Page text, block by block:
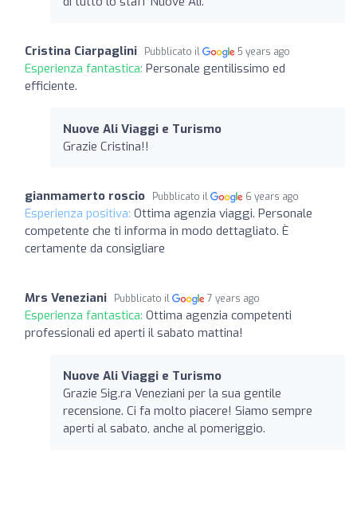
Cristina Ciarpaglini Pubblicato il 5 years ago
Esperienza fantastica: Personale gentilissimo ed
efficiente.
Nuove Ali Viaggi e Turismo
Grazie Cristina!!
gianmamerto roscio Pubblicato il 6 years ago
Esperienza positiva: Ottima agenzia viaggi. Personale
competente che ti informa in modo dettagliato. È
certamente da consigliare
Mrs Veneziani Pubblicato il 7 years ago
Esperienza fantastica: Ottima agenzia competenti
professionali ed aperti il sabato mattina!
Nuove Ali Viaggi e Turismo
Grazie Sig.ra Veneziani per la sua gentile
recensione. Ci fa molto piacere! Siamo sempre
aperti al sabato, anche al pomeriggio.